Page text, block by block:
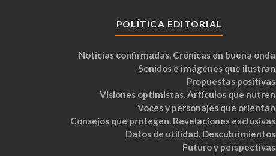
POLÍTICA EDITORIAL
Noticias confirmadas. Crónicas en buena onda.
Sonidos e imágenes que ilustran.
Propuestas positivas.
Visiones optimistas. Artículos que nutren.
Voces y personajes que orientan.
Consejos que protegen. Revelaciones exclusivas.
Datos de utilidad. Descubrimientos.
Futuro y perspectivas.